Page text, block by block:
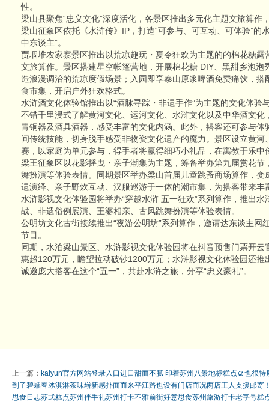
性。
梁山县聚焦“忠义文化”深度活化，各景区推出多元化主题文旅算作
梁山征象区依托《水浒传》IP，打造“可参与、可互动、可体验”的
中东谈主”。
贾堌堆农家寨景区推出以荒凉趣玩・夏令狂欢为主题的的棉花糖露
文旅算作。景区搭建星空帐篷营地，开展棉花糖 DIY、黑甜乡泡泡
造浪漫调治的荒凉度假场景；入园即享泰山原浆啤酒免费痛饮，搭
食市集，开启户外狂欢格式。
水浒酒文化体验馆推出以“酒脉寻踪・非遗手作”为主题的文化体验
不错千里浸式了解黄河文化、运河文化、水浒文化以及中华酒文化
青铜器及酒具酒器，感受丰富的文化内涵。此外，搭客还可参与体
间传统技能，切身脱手感受非物资文化遗产的魔力。景区设立黄
赛，以家庭为单元参与，得手者将赢得细巧小礼品，在寓教于乐中
梁王征象区以花影摇曳・亲子潮集为主题，筹备举办第九届赏花节
舞扮演等体验表情。同期景区举办梁山首届儿童跳蚤商场算作，变
遗演绎、亲子野炊互动、汉服巡游于一体的潮市集，为搭客带来丰
水浒影视文化体验园将举办“穿越水浒 五一狂欢”系列算作，推出
战、非遗俗例展演、王婆相亲、古风跳舞扮演等体验表情。
公明坊文化古街接续推出“夜游公明坊”系列算作，邀请达东谈主网
节目。
同期，水泊梁山景区、水浒影视文化体验园将在抖音预售门票开
惠超120万元，瞻望拉动破钞1200万元；水浒影视文化体验园还推
诚邀庞大搭客在这个“五一”，共赴水浒之旅，分享“忠义豪礼”。
上一篇： kaiyun官方网站登录入口进口甜而不腻 印着苏州八景地标糕点🥮也很
到了碧螺春冰淇淋茶味崭新感扑面而来平江路也设有门店而况两店王人支援邮寄
思食日志苏式糕点苏州伴手礼苏州打卡不雅前街好意思食苏州旅游打卡老字号糕